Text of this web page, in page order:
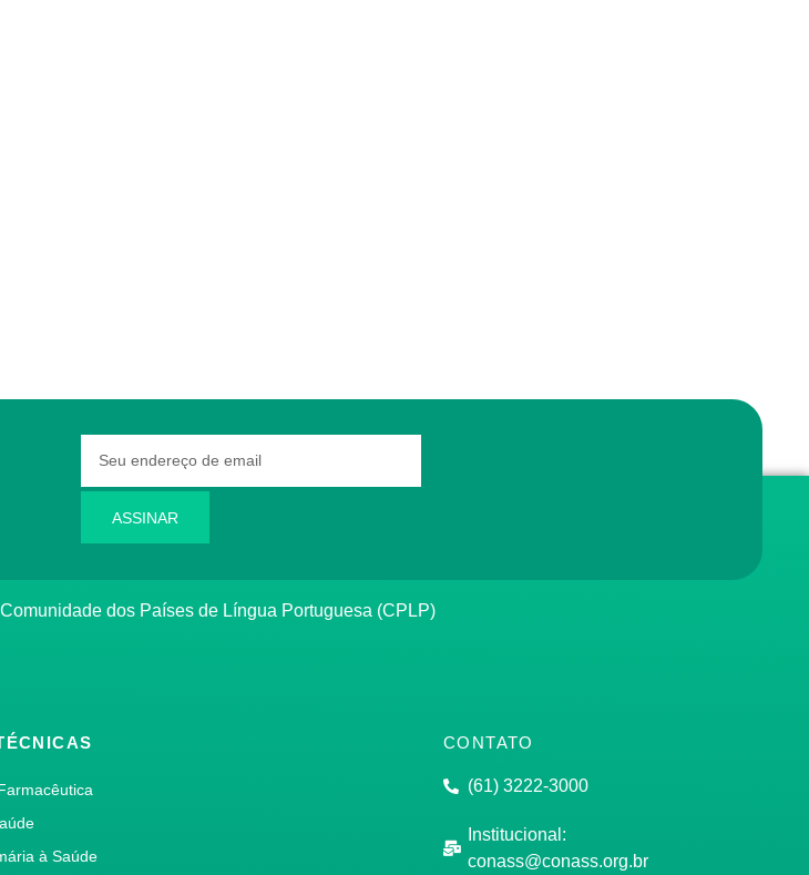
ASSINAR
Comunidade dos Países de Língua Portuguesa (CPLP)
à Saúde
CONTATO
(61) 3222-3000
Institucional:
conass@conass.org.br